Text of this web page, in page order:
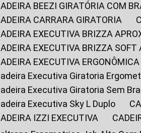
CADEIRA BEEZI GIRATÓRIA COM
CADEIRA CARRARA GIRATORIA
CADEIRA EXECUTIVA BRIZZA
CADEIRA EXECUTIVA BRIZZA
CADEIRA EXECUTIVA
Cadeira Executiva Giratoria
Cadeira Executiva Giratoria Sem
Cadeira Executiva Sky L Duplo
CADEIRA IZZI EXECUTIVA